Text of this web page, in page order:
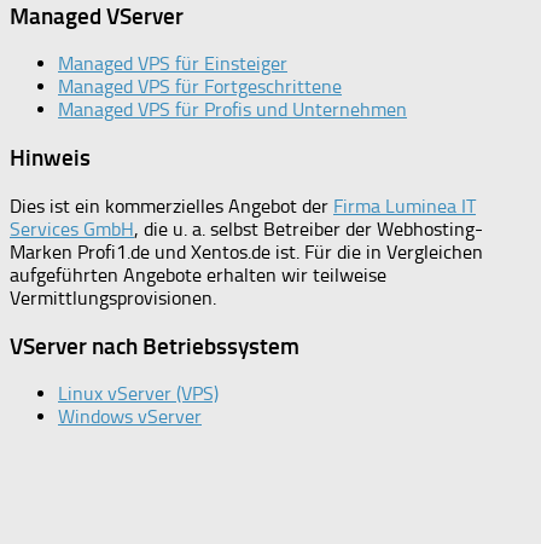
Managed VServer
Managed VPS für Einsteiger
Managed VPS für Fortgeschrittene
Managed VPS für Profis und Unternehmen
Hinweis
Dies ist ein kommerzielles Angebot der Firma Luminea IT
Services GmbH, die u. a. selbst Betreiber der Webhosting-
Marken Profi1.de und Xentos.de ist. Für die in Vergleichen
aufgeführten Angebote erhalten wir teilweise
Vermittlungsprovisionen.
VServer nach Betriebssystem
Linux vServer (VPS)
Windows vServer